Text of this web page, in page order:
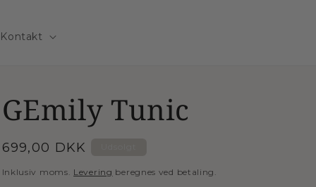
Kontakt
GEmily Tunic
Normalpris
699,00 DKK
Inklusiv moms. Levering beregnes ved betaling.